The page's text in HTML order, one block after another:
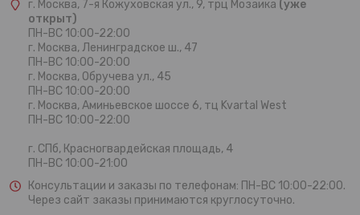
г. Москва, 7-я Кожуховская ул., 9, трц Мозаика (уже
открыт)
ПН-ВС 10:00-22:00
г. Москва, Ленинградское ш., 47
ПН-ВС 10:00-20:00
г. Москва, Обручева ул., 45
ПН-ВС 10:00-20:00
г. Москва, Аминьевское шоссе 6, тц Kvartal West
ПН-ВС 10:00-22:00
г. СПб, Красногвардейская площадь, 4
ПН-ВС 10:00-21:00
Консультации и заказы по телефонам: ПН-ВС 10:00-22:00.
Через сайт заказы принимаются круглосуточно.